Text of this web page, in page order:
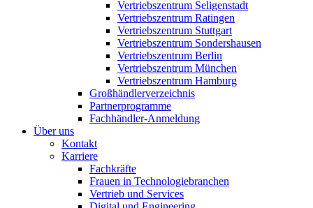
Vertriebszentrum Seligenstadt
Vertriebszentrum Ratingen
Vertriebszentrum Stuttgart
Vertriebszentrum Sondershausen
Vertriebszentrum Berlin
Vertriebszentrum München
Vertriebszentrum Hamburg
Großhändlerverzeichnis
Partnerprogramme
Fachhändler-Anmeldung
Über uns
Kontakt
Karriere
Fachkräfte
Frauen in Technologiebranchen
Vertrieb und Services